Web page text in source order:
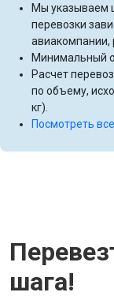
Мы указываем
перевозки
авиакомпании,
Минимальный
Расчет
по объему,
кг).
Посмотреть
шага!